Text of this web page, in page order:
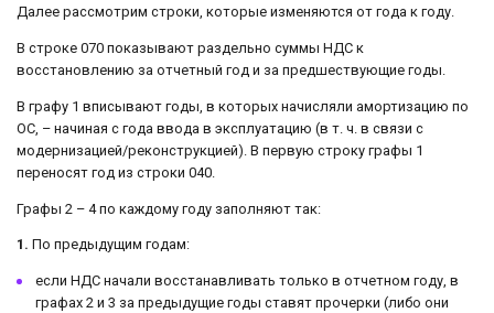
Далее рассмотрим строки, которые изменяются от года к году.
В строке 070 показывают раздельно суммы НДС к
восстановлению за отчетный год и за предшествующие годы.
В графу 1 вписывают годы, в которых начисляли амортизацию по
ОС, – начиная с года ввода в эксплуатацию (в т. ч. в связи с
модернизацией/реконструкцией). В первую строку графы 1
переносят год из строки 040.
Графы 2 – 4 по каждому году заполняют так:
1. По предыдущим годам:
если НДС начали восстанавливать только в отчетном году, в
графах 2 и 3 за предыдущие годы ставят прочерки (либо они